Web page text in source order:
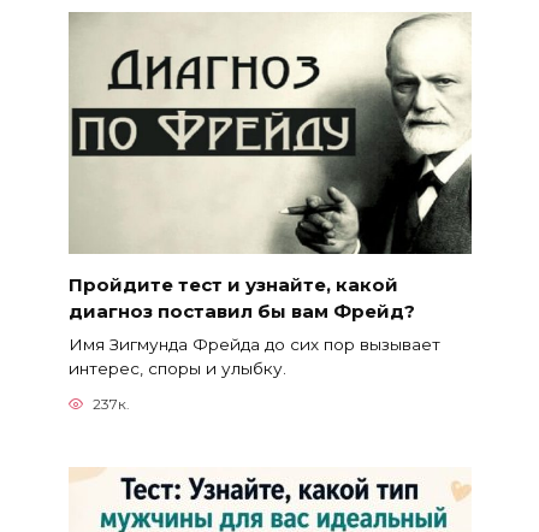
Пройдите тест и узнайте, какой
диагноз поставил бы вам Фрейд?
Имя Зигмунда Фрейда до сих пор вызывает
интерес, споры и улыбку.
237к.